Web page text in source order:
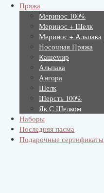
Пряжа
Меринос 100%
Меринос + Шелк
Меринос + Альпака
Носочная Пряжа
Кашемир
Альпака
Ангора
Шелк
Шерсть 100%
Як С Шелком
Наборы
Последняя пасма
Подарочные сертификаты